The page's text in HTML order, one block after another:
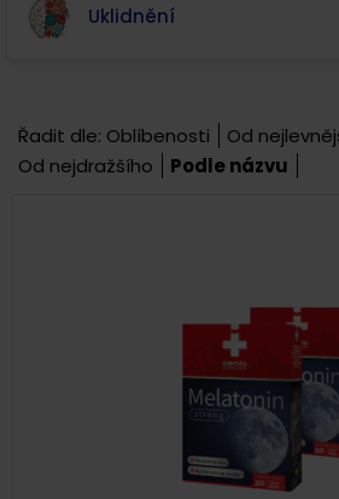
Uklidnění
Řadit dle: Oblíbenosti
Od
Od nejdražšího
Podle názvu